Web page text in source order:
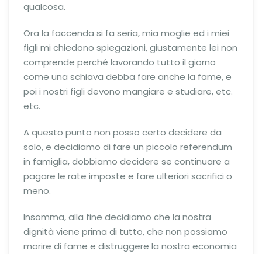
qualcosa.
Ora la faccenda si fa seria, mia moglie ed i miei
figli mi chiedono spiegazioni, giustamente lei non
comprende perché lavorando tutto il giorno
come una schiava debba fare anche la fame, e
poi i nostri figli devono mangiare e studiare, etc.
etc.
A questo punto non posso certo decidere da
solo, e decidiamo di fare un piccolo referendum
in famiglia, dobbiamo decidere se continuare a
pagare le rate imposte e fare ulteriori sacrifici o
meno.
Insomma, alla fine decidiamo che la nostra
dignità viene prima di tutto, che non possiamo
morire di fame e distruggere la nostra economia